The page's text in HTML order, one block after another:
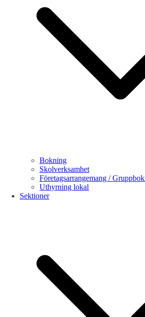
Bokning
Skolverksamhet
Företagsarrangemang /
Uthyrning lokal
Sektioner